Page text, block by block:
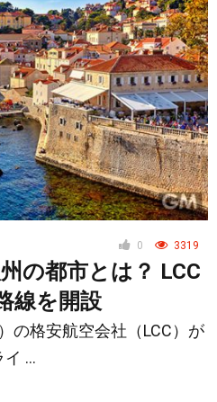
0 3319
の都市とは？ LCC
線を開設
の格安航空会社（LCC）が
イ …